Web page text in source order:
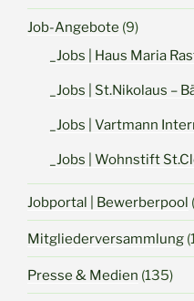
Job-Angebote (9)
_Jobs | Haus Maria
_Jobs | St.Nikolaus –
_Jobs | Vartmann
_Jobs | Wohnstift
Jobportal | Bewerberpool
Mitgliederversammlung
Presse & Medien (135)